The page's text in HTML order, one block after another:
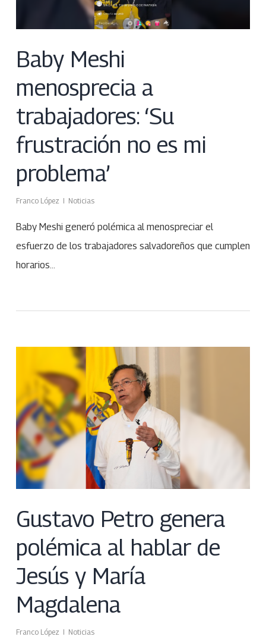
Baby Meshi
menosprecia a
trabajadores: ‘Su
frustración no es mi
problema’
Franco López Noticias
Baby Meshi generó polémica al menospreciar el
esfuerzo de los trabajadores salvadoreños que cumplen
horarios…
Gustavo Petro genera
polémica al hablar de
Jesús y María
Magdalena
Franco López Noticias